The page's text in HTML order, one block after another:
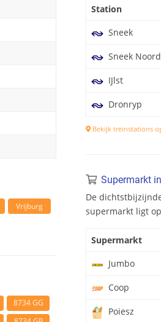
Vrijburg
8734 GG
Station
Sneek
Sneek Noord
IJlst
Dronryp
Bekijk treinstations
Supermarkt
De
supermarkt ligt
Supermarkt
Jumbo
Coop
Poiesz